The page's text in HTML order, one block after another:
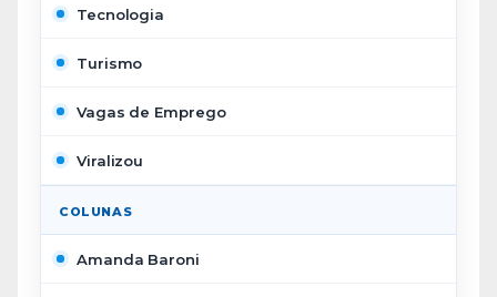
Tecnologia
Turismo
Vagas de Emprego
Viralizou
COLUNAS
Amanda Baroni